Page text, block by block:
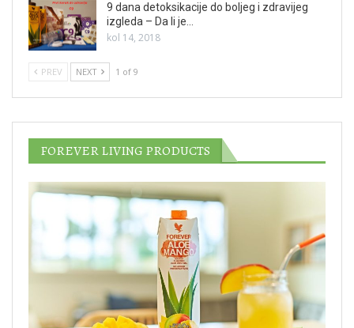
9 dana detoksikacije do boljeg i zdravijeg
izgleda – Da li je…
kol 14, 2018
PREV NEXT 1 of 9
FOREVER LIVING PRODUCTS